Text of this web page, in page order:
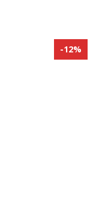
-12%